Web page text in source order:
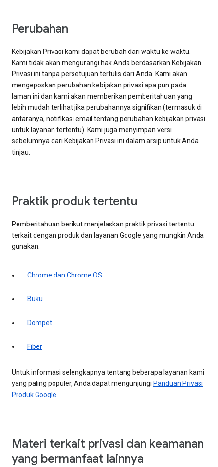
Perubahan
Kebijakan Privasi kami dapat berubah dari waktu ke waktu.
Kami tidak akan mengurangi hak Anda berdasarkan Kebijakan
Privasi ini tanpa persetujuan tertulis dari Anda. Kami akan
mengeposkan perubahan kebijakan privasi apa pun pada
laman ini dan kami akan memberikan pemberitahuan yang
lebih mudah terlihat jika perubahannya signifikan (termasuk di
antaranya, notifikasi email tentang perubahan kebijakan privasi
untuk layanan tertentu). Kami juga menyimpan versi
sebelumnya dari Kebijakan Privasi ini dalam arsip untuk Anda
tinjau.
Praktik produk tertentu
Pemberitahuan berikut menjelaskan praktik privasi tertentu
terkait dengan produk dan layanan Google yang mungkin Anda
gunakan:
Chrome dan Chrome OS
Buku
Dompet
Fiber
Untuk informasi selengkapnya tentang beberapa layanan kami
yang paling populer, Anda dapat mengunjungi Panduan Privasi
Produk Google.
Materi terkait privasi dan keamanan
yang bermanfaat lainnya